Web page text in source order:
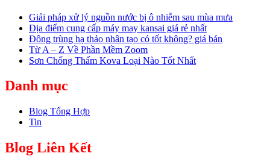
Giải pháp xử lý nguồn nước bị ô nhiễm sau mùa mưa
Địa điểm cung cấp máy may kansai giá rẻ nhất
Đông trùng hạ thảo nhân tạo có tốt không? giá bán
Từ A – Z Về Phần Mềm Zoom
Sơn Chống Thấm Kova Loại Nào Tốt Nhất
Danh mục
Blog Tổng Hợp
Tin
Blog Liên Kết